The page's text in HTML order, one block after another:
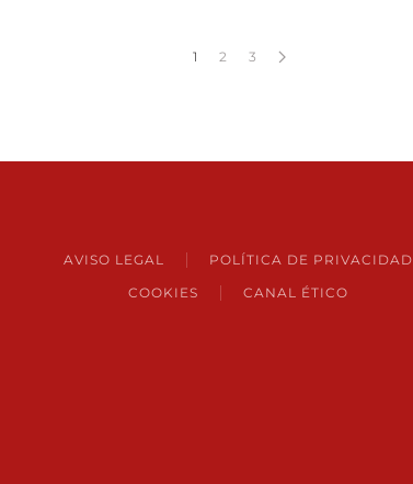
1 2 3
AVISO LEGAL
POLÍTICA DE PRIVACIDAD
COOKIES
CANAL ÉTICO